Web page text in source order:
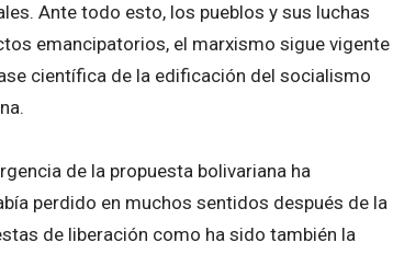
Ante todo esto, los pueblos y sus luchas
emancipatorios, el marxismo sigue vigente
científica de la edificación del socialismo
de la propuesta bolivariana ha
perdido en muchos sentidos después de la
de liberación como ha sido también la